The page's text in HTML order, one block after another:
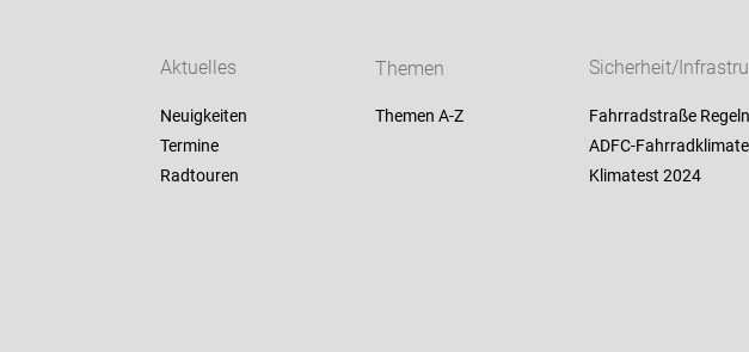
Aktuelles
Neuigkeiten
Termine
Radtouren
Themen
Themen A-Z
Sicherheit/
Fahrradstraße Regeln
ADFC-
Klimatest 2024